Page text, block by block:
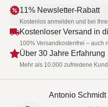
11% Newsletter-Rabatt
Kostenlos anmelden und bei
Kostenloser Versand in
100% Versandkostenfrei – auch
Über 30 Jahre Erfahrung
Mehr als 10.000 zufriedene
Antonio Schmidt